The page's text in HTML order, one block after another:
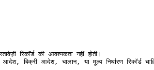
की आवश्यकता नहीं होती।
आदेश, चालान, या मूल्य निर्धारण रिकॉर्ड